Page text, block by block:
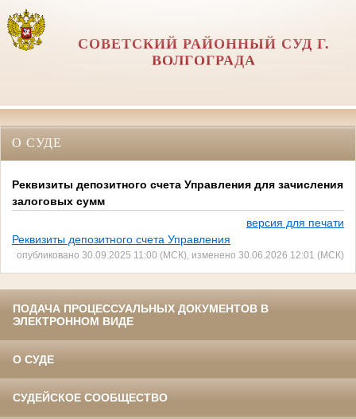
СОВЕТСКИЙ РАЙОННЫЙ СУД Г.
ВОЛГОГРАДА
О СУДЕ
Реквизиты депозитного счета Управления для зачисления
залоговых сумм
версия для печати
Реквизиты депозитного счета Управления
опубликовано 30.09.2025 11:00 (МСК), изменено 30.06.2026 12:01 (МСК)
ПОДАЧА ПРОЦЕССУАЛЬНЫХ ДОКУМЕНТОВ В
ЭЛЕКТРОННОМ ВИДЕ
О СУДЕ
СУДЕЙСКОЕ СООБЩЕСТВО